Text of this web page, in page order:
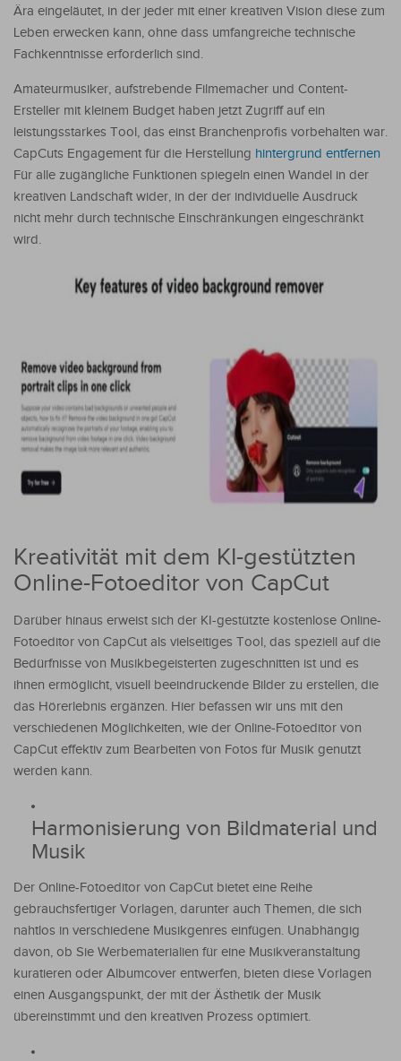
Ära eingeläutet, in der jeder mit einer kreativen Vision diese zum
Leben erwecken kann, ohne dass umfangreiche technische
Fachkenntnisse erforderlich sind.
Amateurmusiker, aufstrebende Filmemacher und Content-
Ersteller mit kleinem Budget haben jetzt Zugriff auf ein
leistungsstarkes Tool, das einst Branchenprofis vorbehalten war.
CapCuts Engagement für die Herstellung hintergrund entfernen
Für alle zugängliche Funktionen spiegeln einen Wandel in der
kreativen Landschaft wider, in der der individuelle Ausdruck
nicht mehr durch technische Einschränkungen eingeschränkt
wird.
Kreativität mit dem KI-gestützten
Online-Fotoeditor von CapCut
Darüber hinaus erweist sich der KI-gestützte kostenlose Online-
Fotoeditor von CapCut als vielseitiges Tool, das speziell auf die
Bedürfnisse von Musikbegeisterten zugeschnitten ist und es
ihnen ermöglicht, visuell beeindruckende Bilder zu erstellen, die
das Hörerlebnis ergänzen. Hier befassen wir uns mit den
verschiedenen Möglichkeiten, wie der Online-Fotoeditor von
CapCut effektiv zum Bearbeiten von Fotos für Musik genutzt
werden kann.
Harmonisierung von Bildmaterial und
Musik
Der Online-Fotoeditor von CapCut bietet eine Reihe
gebrauchsfertiger Vorlagen, darunter auch Themen, die sich
nahtlos in verschiedene Musikgenres einfügen. Unabhängig
davon, ob Sie Werbematerialien für eine Musikveranstaltung
kuratieren oder Albumcover entwerfen, bieten diese Vorlagen
einen Ausgangspunkt, der mit der Ästhetik der Musik
übereinstimmt und den kreativen Prozess optimiert.